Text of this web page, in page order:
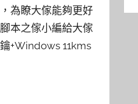
為瞭大傢能夠更好
本之傢小編給大傢
+Windows 11kms